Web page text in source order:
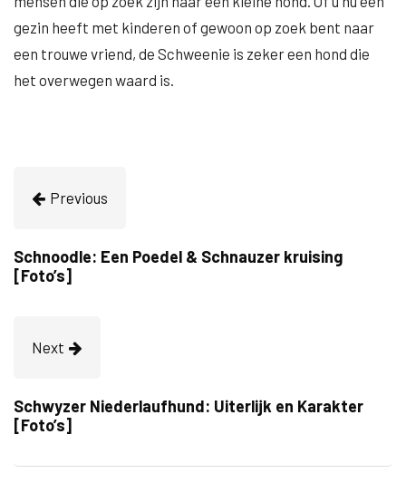
gezin heeft met kinderen of gewoon op zoek bent naar
een trouwe vriend, de Schweenie is zeker een hond die
het overwegen waard is.
Previous
Schnoodle: Een Poedel & Schnauzer kruising
[Foto’s]
Next
Schwyzer Niederlaufhund: Uiterlijk en Karakter
[Foto’s]